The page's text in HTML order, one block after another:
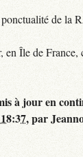
de la
Île de France,
à jour en
,par